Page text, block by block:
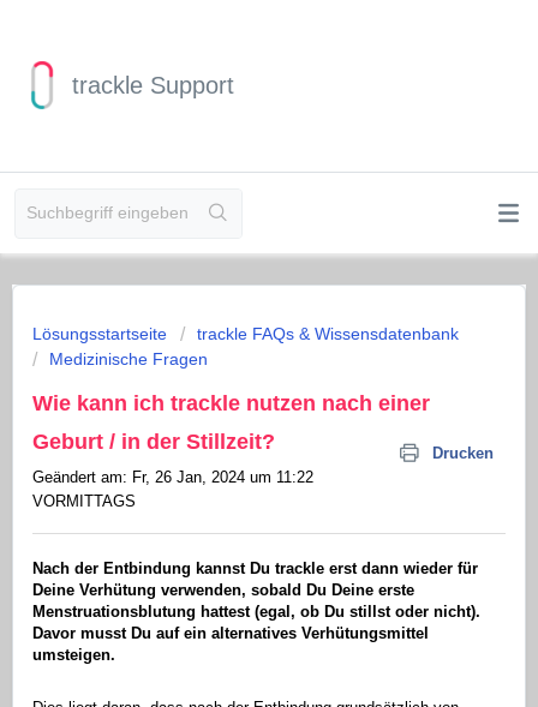
trackle Support
Lösungsstartseite
trackle FAQs & Wissensdatenbank
Medizinische Fragen
Wie kann ich trackle nutzen nach einer
Geburt / in der Stillzeit?
Drucken
Geändert am: Fr, 26 Jan, 2024 um 11:22
VORMITTAGS
Nach der Entbindung kannst Du trackle erst dann wieder für
Deine Verhütung verwenden, sobald Du Deine erste
Menstruationsblutung hattest (egal, ob Du stillst oder nicht).
Davor musst Du auf ein alternatives Verhütungsmittel
umsteigen.